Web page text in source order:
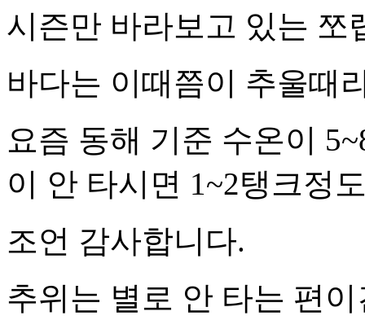
시즌만 바라보고 있는 쪼
바다는 이때쯤이 추울때
요즘 동해 기준 수온이
이 안 타시면 1~2탱크정
조언 감사합니다.
추위는 별로 안 타는 편